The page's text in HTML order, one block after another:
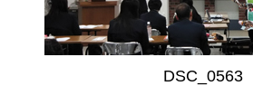
お問い合わせ
CONTACT
DSC_0563